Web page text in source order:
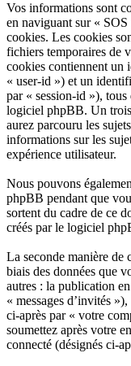
Vos informations sont
en naviguant sur «
cookies. Les cookies
fichiers temporaires de
cookies contiennent un
« user-id ») et un
par « session-id »),
logiciel phpBB. Un
aurez parcouru les
informations sur les
expérience utilisateur.
Nous pouvons
phpBB pendant que
sortent du cadre de ce
créés par le logiciel
La seconde manière de
biais des données que
autres : la publication
« messages d’invités
ci-après par « votre
soumettez après votre
connecté (désignés ci-